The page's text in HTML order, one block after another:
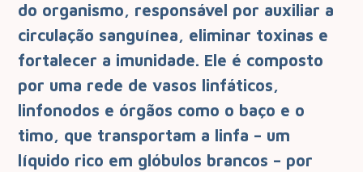
do organismo, responsável por auxiliar a
circulação sanguínea, eliminar toxinas e
fortalecer a imunidade. Ele é composto
por uma rede de vasos linfáticos,
linfonodos e órgãos como o baço e o
timo, que transportam a linfa – um
líquido rico em glóbulos brancos – por